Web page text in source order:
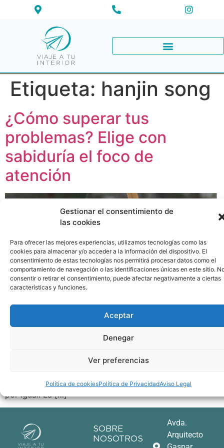
Gestionar el consentimiento de
las cookies
Para ofrecer las mejores experiencias, utilizamos tecnologías como las
cookies para almacenar y/o acceder a la información del dispositivo. El
consentimiento de estas tecnologías nos permitirá procesar datos como el
comportamiento de navegación o las identificaciones únicas en este sitio.
consentir o retirar el consentimiento, puede afectar negativamente a ciertas
características y funciones.
Aceptar
Denegar
Ver preferencias
Política de cookiesPolítica de PrivacidadAviso Legal
Etiqueta: hanjin song
¿Cómo superar tus
problemas? Elige con
sabiduría el foco de
atención
«Aquello en lo que pongamos nuestra atención se
fortalecerá en nuestra vida» Maharishi Mahesh Yogi La
cuenta su funcionamiento, también puede ser limitante.
te permite estar atento a todos los estímulos del medio
por igual. La […]
SOBRE
NOSOTROS
Avda.
Arquitecto